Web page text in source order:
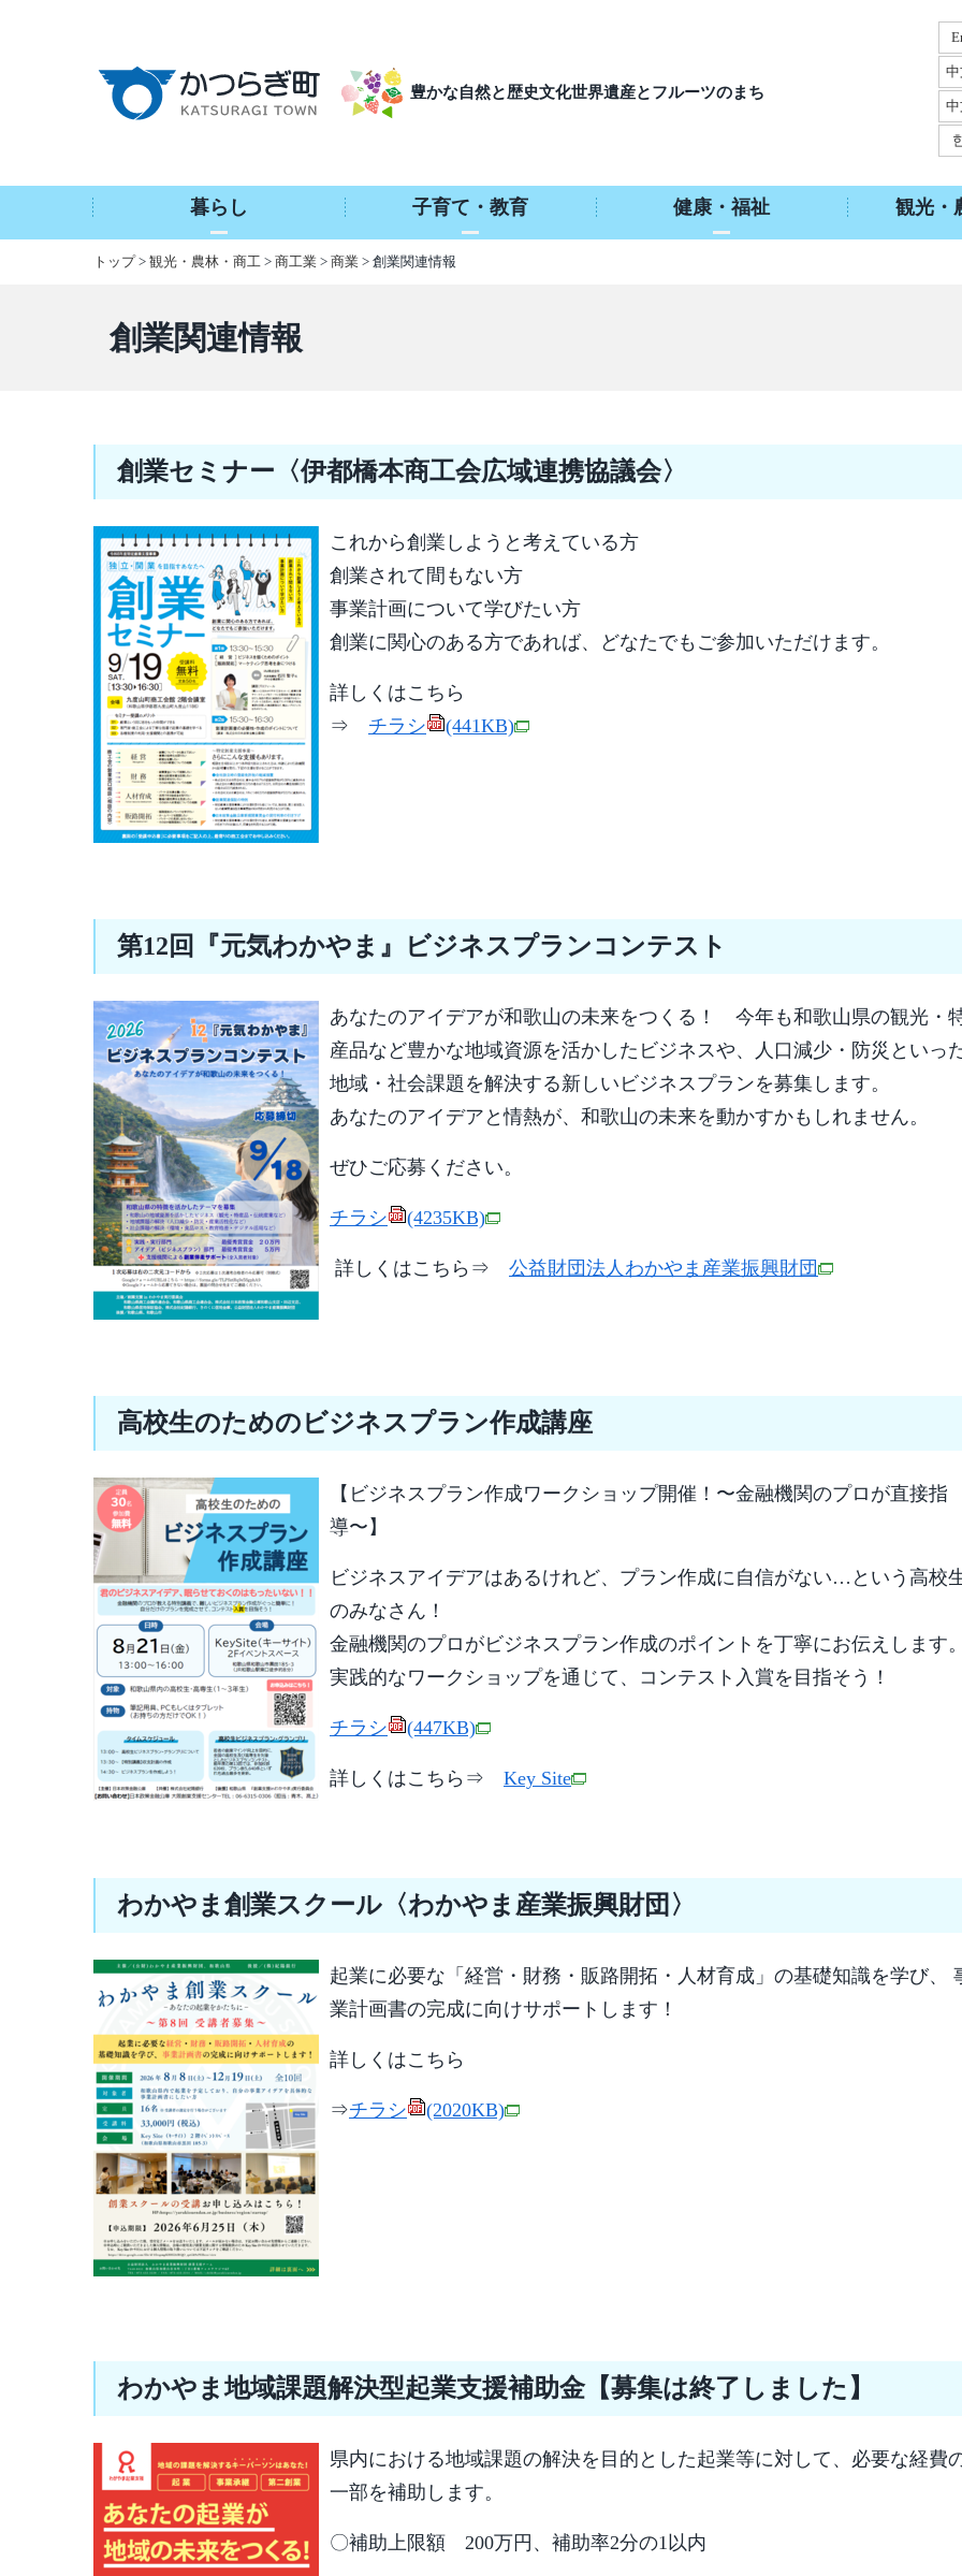
豊かな自然と歴史文化世界遺産とフルーツのまち
暮らし 子育て・教育 健康・福祉 観光・
トップ> 観光・農林・商工 > 商工業 > 商業 > 創業関連情報
創業関連情報
創業セミナー〈伊都橋本商工会広域連携協議会〉
これから創業しようと考えている方
創業されて間もない方
事業計画について学びたい方
創業に関心のある方であれば、どなたでもご参加いただけます。
詳しくはこちら
⇒ チラシ (441KB)
第12回『元気わかやま』ビジネスプランコンテスト
あなたのアイデアが和歌山の未来をつくる！ 今年も和歌山県の観光・
産品など豊かな地域資源を活かしたビジネスや、人口減少・防災といっ
地域・社会課題を解決する新しいビジネスプランを募集します。
あなたのアイデアと情熱が、和歌山の未来を動かすかもしれません。
ぜひご応募ください。
チラシ (4235KB)
詳しくはこちら⇒ 公益財団法人わかやま産業振興財団
高校生のためのビジネスプラン作成講座
【ビジネスプラン作成ワークショップ開催！〜金融機関のプロが直接指
導〜】
ビジネスアイデアはあるけれど、プラン作成に自信がない…という高校
のみなさん！
金融機関のプロがビジネスプラン作成のポイントを丁寧にお伝えします
実践的なワークショップを通じて、コンテスト入賞を目指そう！
チラシ (447KB)
詳しくはこちら⇒ Key Site
わかやま創業スクール〈わかやま産業振興財団〉
起業に必要な「経営・財務・販路開拓・人材育成」の基礎知識を学び、
業計画書の完成に向けサポートします！
詳しくはこちら
⇒チラシ (2020KB)
わかやま地域課題解決型起業支援補助金【募集は終了しました】
県内における地域課題の解決を目的とした起業等に対して、必要な経費
一部を補助します。
〇補助上限額 200万円、補助率2分の1以内